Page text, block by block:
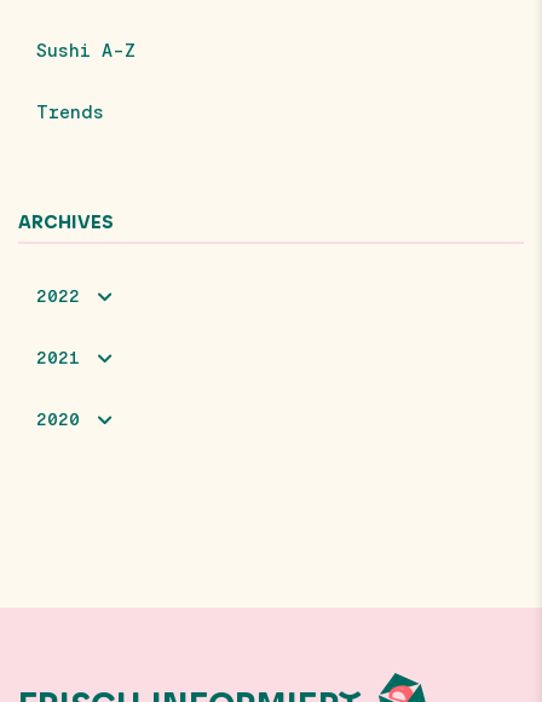
Sushi A-Z
Trends
ARCHIVES
2022
2021
2020